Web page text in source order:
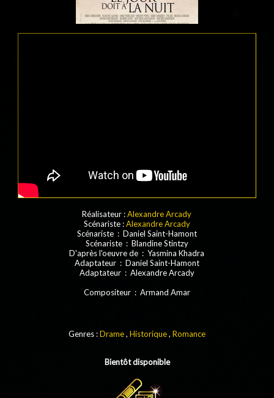
Réalisateur :Alexandre Arcady
Scénariste :Alexandre Arcady
Scénariste : Daniel Saint-Hamont
Scénariste : Blandine Stintzy
D'après l'oeuvre de : Yasmina Khadra
Adaptateur : Daniel Saint-Hamont
Adaptateur : Alexandre Arcady
Compositeur : Armand Amar
Genres :Drame, Historique, Romance
Bientôt disponible